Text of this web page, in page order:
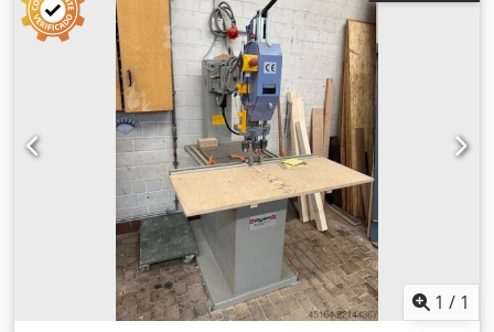
1 / 1